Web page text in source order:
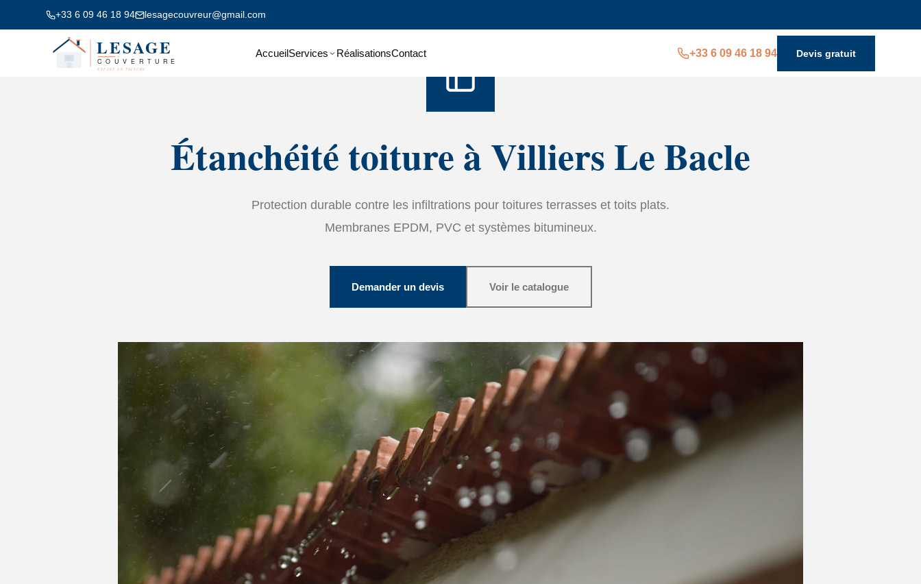
+33 6 09 46 18 94 lesagecouvreur@gmail.com
AccueilServices RéalisationsContact +33 6 09 46 18 94 Devis gratuit
Étanchéité toiture à Villiers Le Bacle
Protection durable contre les infiltrations pour toitures terrasses et toits plats.
Membranes EPDM, PVC et systèmes bitumineux.
Demander un devis Voir le catalogue